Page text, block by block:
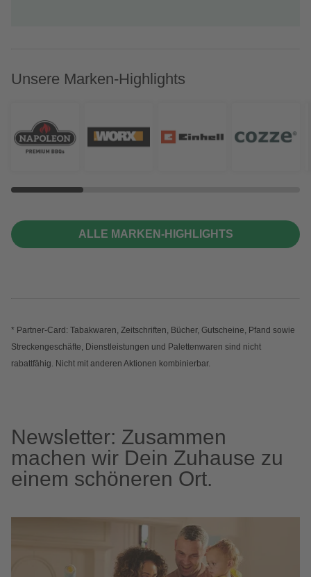
Unsere Marken-Highlights
ALLE MARKEN-HIGHLIGHTS
* Partner-Card: Tabakwaren, Zeitschriften, Bücher, Gutscheine, Pfand sowie
Streckengeschäfte, Dienstleistungen und Palettenwaren sind nicht
rabattfähig. Nicht mit anderen Aktionen kombinierbar.
Newsletter: Zusammen
machen wir Dein Zuhause zu
einem schöneren Ort.